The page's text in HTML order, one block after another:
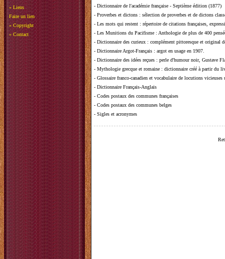
» Liens
Faire un lien
» Copyright
» Contact
- Dictionnaire de l'académie française - Septième édition (1877)
- Proverbes et dictons : sélection de proverbes et de dictons
- Les mots qui restent : répertoire de citations françaises,
- Les Munitions du Pacifisme : Anthologie de plus de 400
- Dictionnaire des curieux : complément pittoresque et original
- Dictionnaire Argot-Français : argot en usage en 1907.
- Dictionnaire des idées reçues : perle d'humour noir, Gustave
- Mythologie grecque et romaine : dictionnaire créé à partir du
- Glossaire franco-canadien et vocabulaire de locutions vicieuses
- Dictionnaire Français-Anglais
- Codes postaux des communes françaises
- Codes postaux des communes belges
- Sigles et acronymes